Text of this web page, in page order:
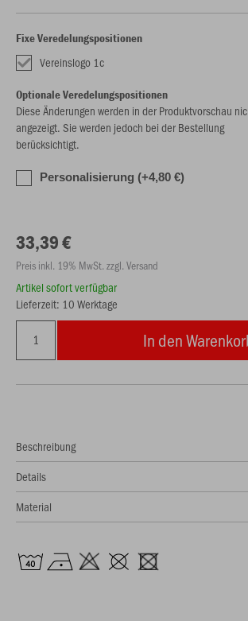
Fixe Veredelungspositionen
Vereinslogo 1c
Optionale Veredelungspositionen
Diese Änderungen werden in der Produktvorschau
angezeigt. Sie werden jedoch bei der Bestellung
berücksichtigt.
Personalisierung (+4,80 €)
33,39 €
Preis inkl. 19% MwSt. zzgl. Versand
Artikel sofort verfügbar
Lieferzeit: 10 Werktage
In den
Beschreibung
Details
Material